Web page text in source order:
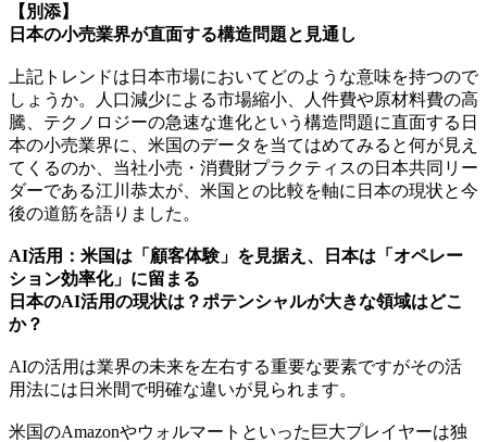
【別添】
日本の小売業界が直面する構造問題と見通し
上記トレンドは日本市場においてどのような意味を持つので
しょうか。人口減少による市場縮小、人件費や原材料費の高
騰、テクノロジーの急速な進化という構造問題に直面する日
本の小売業界に、米国のデータを当てはめてみると何が見え
てくるのか、当社小売・消費財プラクティスの日本共同リー
ダーである江川恭太が、米国との比較を軸に日本の現状と今
後の道筋を語りました。
AI活用：米国は「顧客体験」を見据え、日本は「オペレー
ション効率化」に留まる
日本のAI活用の現状は？ポテンシャルが大きな領域はどこ
か？
AIの活用は業界の未来を左右する重要な要素ですがその活
用法には日米間で明確な違いが見られます。
米国のAmazonやウォルマートといった巨大プレイヤーは独